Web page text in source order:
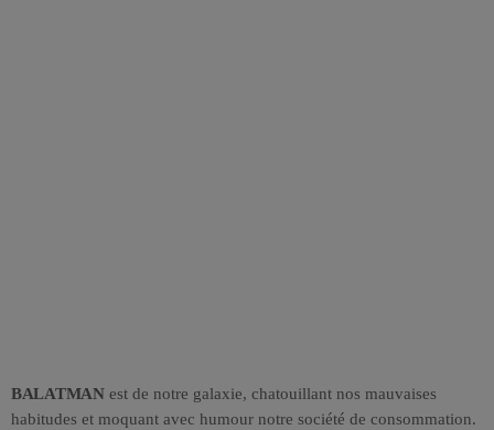
BALATMANest de notre galaxie, chatouillant nos mauvaises
habitudes et moquant avec humour notre société de consommation.